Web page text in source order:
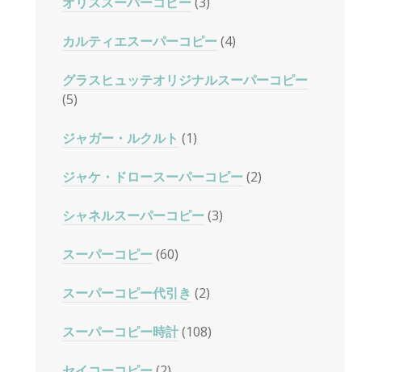
カルティエスーパーコピー(4)
グラスヒュッテオリジナルスーパーコピー
(5)
ジャガー・ルクルト (1)
ジャケ・ドロースーパーコピー(2)
シャネルスーパーコピー(3)
スーパーコピー(60)
スーパーコピー代引き (2)
スーパーコピー時計(108)